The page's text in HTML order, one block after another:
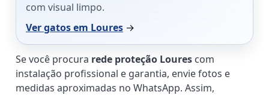
com visual limpo.
Ver gatos em Loures →
Se você procura rede proteção Loures com
instalação profissional e garantia, envie fotos e
medidas aproximadas no WhatsApp. Assim,